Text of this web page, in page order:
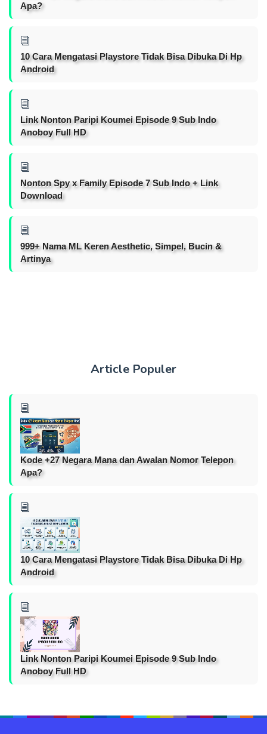
Apa?
10 Cara Mengatasi Playstore Tidak Bisa Dibuka Di Hp
Android
Link Nonton Paripi Koumei Episode 9 Sub Indo
Anoboy Full HD
Nonton Spy x Family Episode 7 Sub Indo + Link
Download
999+ Nama ML Keren Aesthetic, Simpel, Bucin &
Artinya
Article Populer
Kode +27 Negara Mana dan Awalan Nomor Telepon
Apa?
10 Cara Mengatasi Playstore Tidak Bisa Dibuka Di Hp
Android
Link Nonton Paripi Koumei Episode 9 Sub Indo
Anoboy Full HD